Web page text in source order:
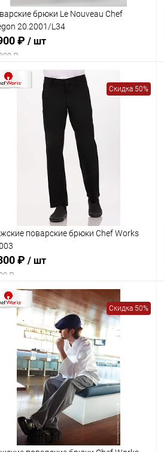
брюки Le Nouveau Chef
20.2001/L34
₽ / шт
₽
Скидка 50%
поварские брюки Chef Works
₽ / шт
₽
Скидка 50%